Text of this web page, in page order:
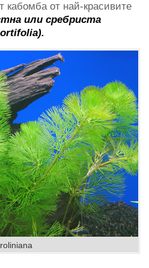
кабомба от най-красивите
или сребриста